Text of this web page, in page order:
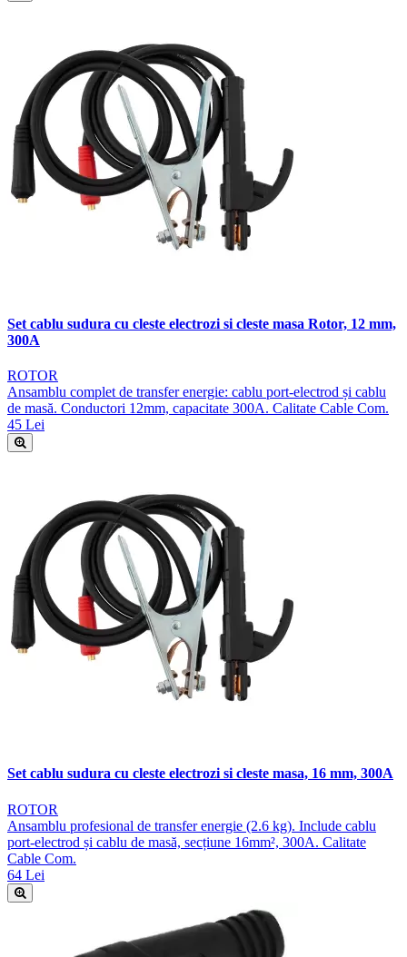
Set cablu sudura cu cleste electrozi si cleste masa Rotor, 12 mm,
300A
ROTOR
Ansamblu complet de transfer energie: cablu port-electrod și cablu
de masă. Conductori 12mm, capacitate 300A. Calitate Cable Com.
45 Lei
Set cablu sudura cu cleste electrozi si cleste masa, 16 mm, 300A
ROTOR
Ansamblu profesional de transfer energie (2.6 kg). Include cablu
port-electrod și cablu de masă, secțiune 16mm², 300A. Calitate
Cable Com.
64 Lei